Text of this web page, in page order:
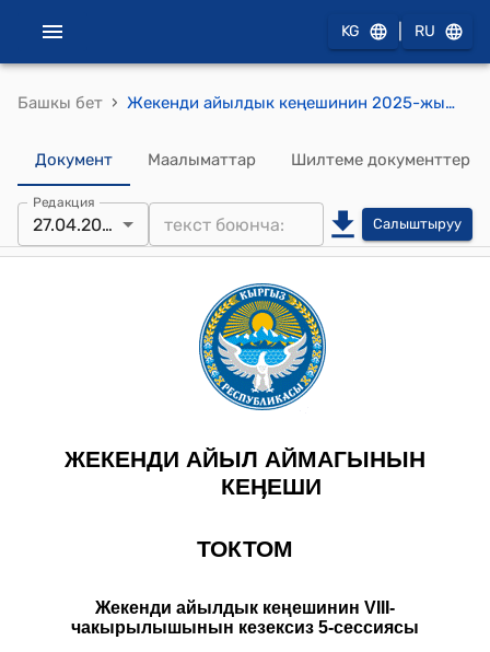
KG RU
Башкы бет › Жекенди айылдык кеңешинин 2025-жылдын 27-апрелиндеги №27 Жекенди айыл аймагына караштуу 30,0 га жер аянтты бир категориядан экинчи категорияга которуу жөнүндө токтому
Документ Маалыматтар Шилтеме документтер
Редакция
27.04.2025 Салыштыруу